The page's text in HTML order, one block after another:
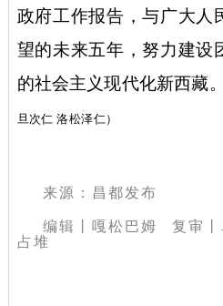
政府工作报告，与广大人
望的未来五年，努力建设
的社会主义现代化新西藏
旦次仁 洛松泽仁）
来源：昌都发布
编辑丨嘎松巴姆 复审丨
占堆